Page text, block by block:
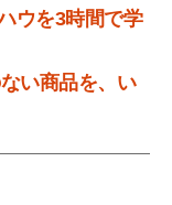
ウを3時間で学
い商品を、い